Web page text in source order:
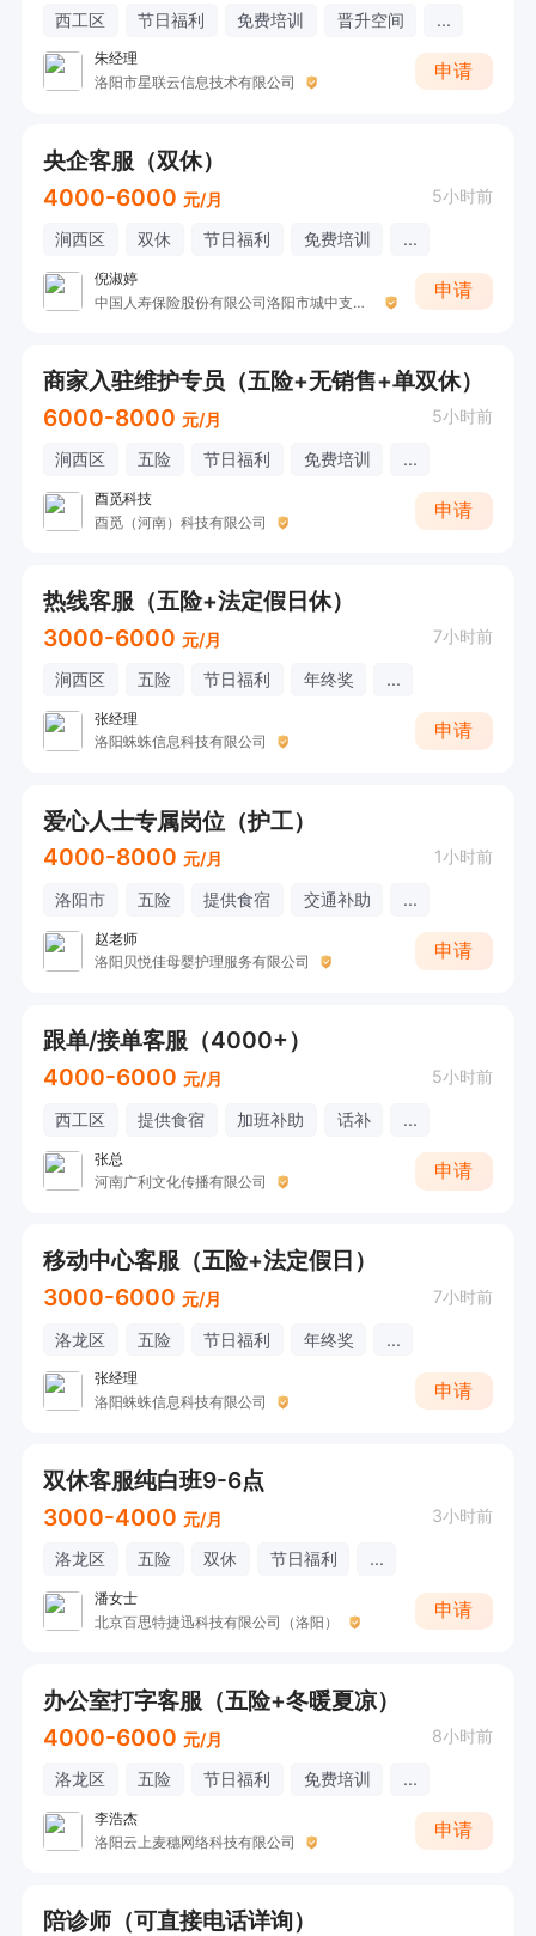
西工区 节日福利 免费培训 晋升空间 ...
朱经理
洛阳市星联云信息技术有限公司
申请
央企客服（双休）
4000-6000 元/月 5小时前
涧西区 双休 节日福利 免费培训 ...
倪淑婷
中国人寿保险股份有限公司洛阳市城中支公司（收展三部）
申请
商家入驻维护专员（五险+无销售+单双休）
6000-8000 元/月 5小时前
涧西区 五险 节日福利 免费培训 ...
酉觅科技
酉觅（河南）科技有限公司
申请
热线客服（五险+法定假日休）
3000-6000 元/月 7小时前
涧西区 五险 节日福利 年终奖 ...
张经理
洛阳蛛蛛信息科技有限公司
申请
爱心人士专属岗位（护工）
4000-8000 元/月 1小时前
洛阳市 五险 提供食宿 交通补助 ...
赵老师
洛阳贝悦佳母婴护理服务有限公司
申请
跟单/接单客服（4000+）
4000-6000 元/月 5小时前
西工区 提供食宿 加班补助 话补 ...
张总
河南广利文化传播有限公司
申请
移动中心客服（五险+法定假日）
3000-6000 元/月 7小时前
洛龙区 五险 节日福利 年终奖 ...
张经理
洛阳蛛蛛信息科技有限公司
申请
双休客服纯白班9-6点
3000-4000 元/月 3小时前
洛龙区 五险 双休 节日福利 ...
潘女士
北京百思特捷迅科技有限公司（洛阳）
申请
办公室打字客服（五险+冬暖夏凉）
4000-6000 元/月 8小时前
洛龙区 五险 节日福利 免费培训 ...
李浩杰
洛阳云上麦穗网络科技有限公司
申请
陪诊师（可直接电话详询）